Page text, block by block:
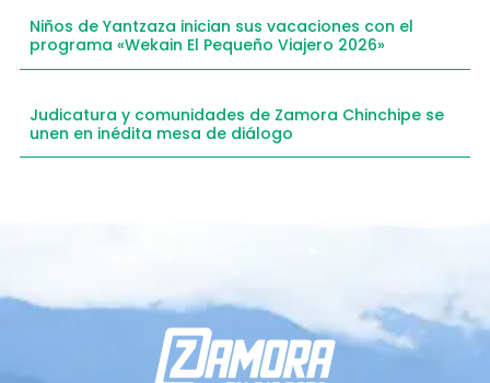
Niños de Yantzaza inician sus vacaciones con el
programa «Wekain El Pequeño Viajero 2026»
Judicatura y comunidades de Zamora Chinchipe se
unen en inédita mesa de diálogo